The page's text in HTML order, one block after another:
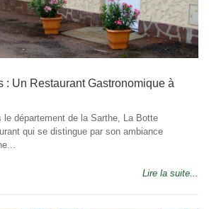
: Un Restaurant Gastronomique à
le département de la Sarthe, La Botte
qui se distingue par son ambiance
Lire la suite...